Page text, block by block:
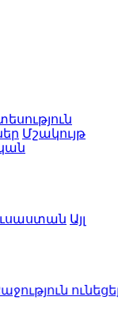
Մշակույթ
Այլ
ունեցեք